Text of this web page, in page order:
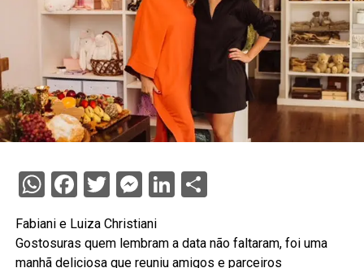
WhatsApp
Facebook
Twitter
Messenger
LinkedIn
Share
Fabiani e Luiza Christiani
Gostosuras quem lembram a data não faltaram, foi uma
manhã deliciosa que reuniu amigos e parceiros